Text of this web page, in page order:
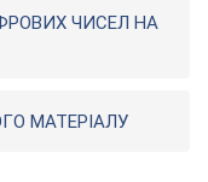
ЧИСЕЛ НА
МАТЕРІАЛУ